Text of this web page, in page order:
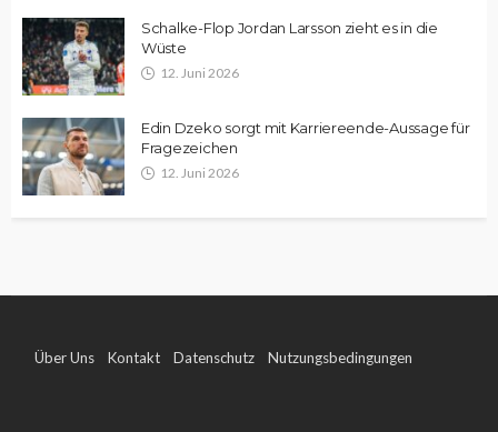
Schalke-Flop Jordan Larsson zieht es in die
Wüste
12. Juni 2026
Edin Dzeko sorgt mit Karriereende-Aussage für
Fragezeichen
12. Juni 2026
Über Uns Kontakt Datenschutz Nutzungsbedingungen